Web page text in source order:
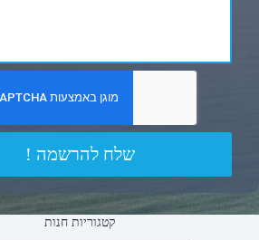
שלח להרשמה !
קטגוריות חנות